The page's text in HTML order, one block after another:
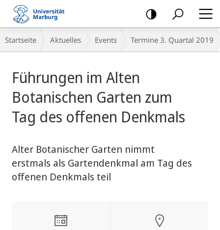
Mobile-
Navigation
Breadcrumb-
Navigation
Startseite Aktuelles Events Termine 3. Quartal 2019
Führungen im Alten
Botanischen Garten zum
Tag des offenen Denkmals
Alter Botanischer Garten nimmt
erstmals als Gartendenkmal am Tag des
offenen Denkmals teil